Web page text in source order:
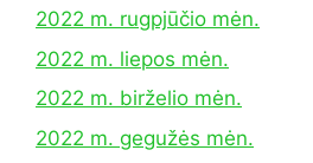
2022 m. rugpjūčio mėn.
2022 m. liepos mėn.
2022 m. birželio mėn.
2022 m. gegužės mėn.